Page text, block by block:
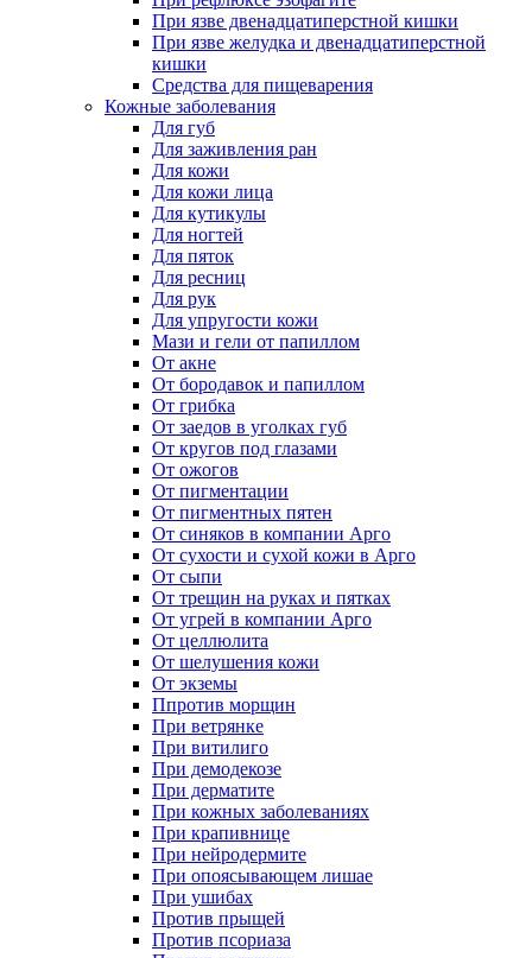
При язве двенадцатиперстной кишки
При язве желудка и двенадцатиперстной
кишки
Средства для пищеварения
Кожные заболевания
Для губ
Для заживления ран
Для кожи
Для кожи лица
Для кутикулы
Для ногтей
Для пяток
Для ресниц
Для рук
Для упругости кожи
Мази и гели от папиллом
От акне
От бородавок и папиллом
От грибка
От заедов в уголках губ
От кругов под глазами
От ожогов
От пигментации
От пигментных пятен
От синяков в компании Арго
От сухости и сухой кожи в Арго
От сыпи
От трещин на руках и пятках
От угрей в компании Арго
От целлюлита
От шелушения кожи
От экземы
Ппротив морщин
При ветрянке
При витилиго
При демодекозе
При дерматите
При кожных заболеваниях
При крапивнице
При нейродермите
При опоясывающем лишае
При ушибах
Против прыщей
Против псориаза